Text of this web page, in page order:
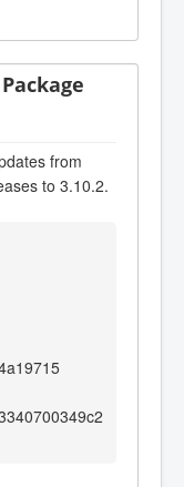
from
to 3.10.2.